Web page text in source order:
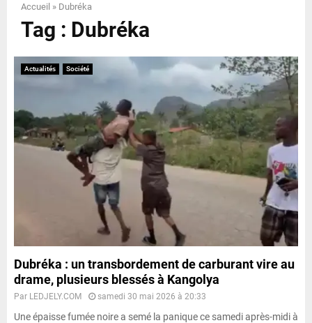
N
U
Accueil » Dubréka
Tag : Dubréka
Actualités Société
Dubréka : un transbordement de carburant vire au
drame, plusieurs blessés à Kangolya
Par LEDJELY.COM samedi 30 mai 2026 à 20:33
Une épaisse fumée noire a semé la panique ce samedi après-midi à